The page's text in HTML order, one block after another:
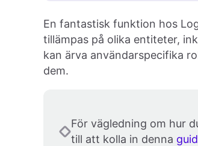
En fantastisk funktion hos
tillämpas på olika entiteter,
kan ärva användarspecifika
dem.
För vägledning om hur
till att kolla in denna